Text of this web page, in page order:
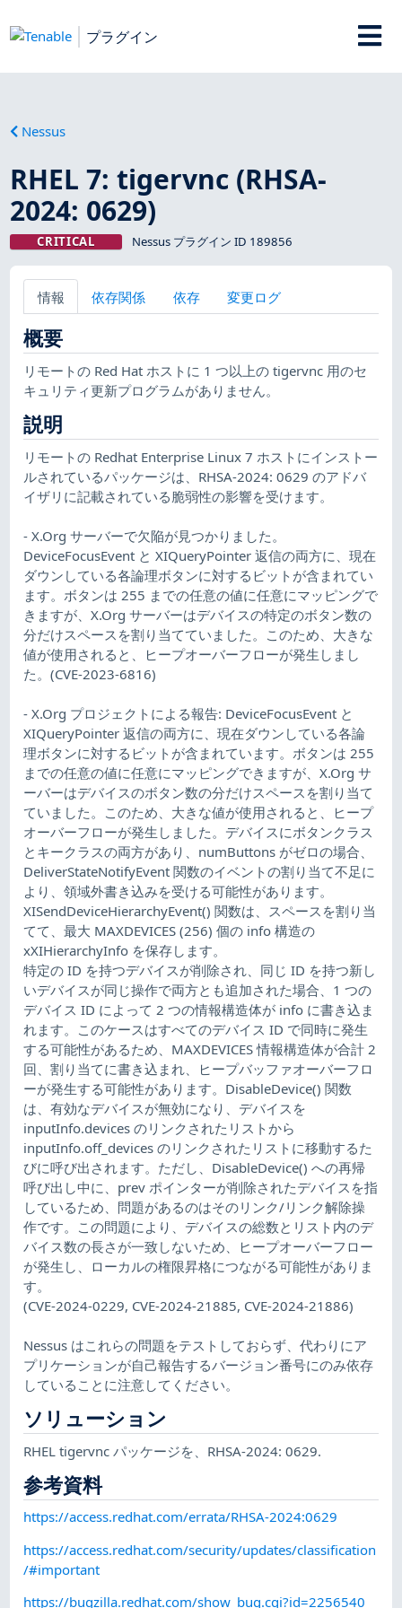
プラグイン
Nessus
RHEL 7: tigervnc (RHSA-
2024: 0629)
CRITICAL Nessus プラグイン ID 189856
情報 依存関係 依存 変更ログ
概要
リモートの Red Hat ホストに 1 つ以上の tigervnc 用のセ
キュリティ更新プログラムがありません。
説明
リモートの Redhat Enterprise Linux 7 ホストにインストー
ルされているパッケージは、RHSA-2024: 0629 のアドバ
イザリに記載されている脆弱性の影響を受けます。
- X.Org サーバーで欠陥が見つかりました。
DeviceFocusEvent と XIQueryPointer 返信の両方に、現在
ダウンしている各論理ボタンに対するビットが含まれてい
ます。ボタンは 255 までの任意の値に任意にマッピングで
きますが、X.Org サーバーはデバイスの特定のボタン数の
分だけスペースを割り当てていました。このため、大きな
値が使用されると、ヒープオーバーフローが発生しまし
た。(CVE-2023-6816)
- X.Org プロジェクトによる報告: DeviceFocusEvent と
XIQueryPointer 返信の両方に、現在ダウンしている各論
理ボタンに対するビットが含まれています。ボタンは 255
までの任意の値に任意にマッピングできますが、X.Org サ
ーバーはデバイスのボタン数の分だけスペースを割り当て
ていました。このため、大きな値が使用されると、ヒープ
オーバーフローが発生しました。デバイスにボタンクラス
とキークラスの両方があり、numButtons がゼロの場合、
DeliverStateNotifyEvent 関数のイベントの割り当て不足に
より、領域外書き込みを受ける可能性があります。
XISendDeviceHierarchyEvent() 関数は、スペースを割り当
てて、最大 MAXDEVICES (256) 個の info 構造の
xXIHierarchyInfo を保存します。
特定の ID を持つデバイスが削除され、同じ ID を持つ新し
いデバイスが同じ操作で両方とも追加された場合、1 つの
デバイス ID によって 2 つの情報構造体が info に書き込ま
れます。このケースはすべてのデバイス ID で同時に発生
する可能性があるため、MAXDEVICES 情報構造体が合計 2
回、割り当てに書き込まれ、ヒープバッファオーバーフロ
ーが発生する可能性があります。DisableDevice() 関数
は、有効なデバイスが無効になり、デバイスを
inputInfo.devices のリンクされたリストから
inputInfo.off_devices のリンクされたリストに移動するた
びに呼び出されます。ただし、DisableDevice() への再帰
呼び出し中に、prev ポインターが削除されたデバイスを指
しているため、問題があるのはそのリンク/リンク解除操
作です。この問題により、デバイスの総数とリスト内のデ
バイス数の長さが一致しないため、ヒープオーバーフロー
が発生し、ローカルの権限昇格につながる可能性がありま
す。
(CVE-2024-0229, CVE-2024-21885, CVE-2024-21886)
Nessus はこれらの問題をテストしておらず、代わりにア
プリケーションが自己報告するバージョン番号にのみ依存
していることに注意してください。
ソリューション
RHEL tigervnc パッケージを、RHSA-2024: 0629.
参考資料
https://access.redhat.com/errata/RHSA-2024:0629
https://access.redhat.com/security/updates/classification
/#important
https://bugzilla.redhat.com/show_bug.cgi?id=2256540